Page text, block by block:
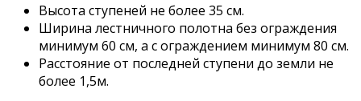
Высота ступеней не более 35 см.
Ширина лестничного полотна без ограждения
минимум 60 см, а с ограждением минимум 80 см.
Расстояние от последней ступени до земли не
более 1,5м.